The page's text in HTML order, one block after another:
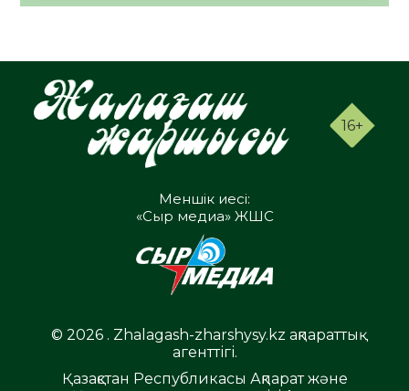
16+
Меншік иесі:
«Сыр медиа» ЖШС
© 2026 . Zhalagash-zharshysy.kz ақпараттық
агенттігі.
Қазақстан Республикасы Ақпарат және